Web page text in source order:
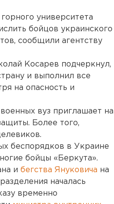
университета
бойцов украинского
сообщили агентству
Косарев подчеркнул,
и выполнил все
на опасность и
вуз приглашает на
Более того,
беспорядков в Украине
бойцы «Беркута».
и бегства Януковича на
началась
временно